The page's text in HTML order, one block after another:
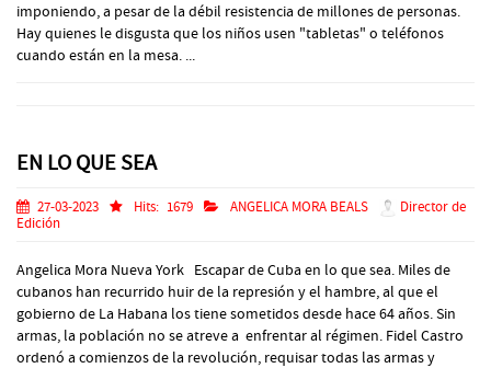
imponiendo, a pesar de la débil resistencia de millones de personas.
Hay quienes le disgusta que los niños usen "tabletas" o teléfonos
cuando están en la mesa. ...
EN LO QUE SEA
27-03-2023 Hits: 1679 ANGELICA MORA BEALS
Director de
Edición
Angelica Mora Nueva York Escapar de Cuba en lo que sea. Miles de
cubanos han recurrido huir de la represión y el hambre, al que el
gobierno de La Habana los tiene sometidos desde hace 64 años. Sin
armas, la población no se atreve a enfrentar al régimen. Fidel Castro
ordenó a comienzos de la revolución, requisar todas las armas y